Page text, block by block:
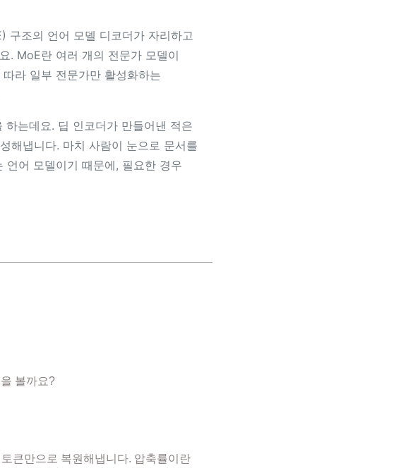
조의 언어 모델 디코더가 자리하고
. MoE란 여러 개의 전문가 모델이
라 일부 전문가만 활성화하는
는데요. 딥 인코더가 만들어낸 적은
해냅니다. 마치 사람이 눈으로 문서를
언어 모델이기 때문에, 필요한 경우
볼까요?
큰만으로 복원해냅니다. 압축률이란